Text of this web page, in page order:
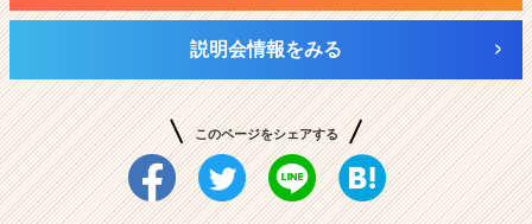
説明会情報をみる
このページをシェアする